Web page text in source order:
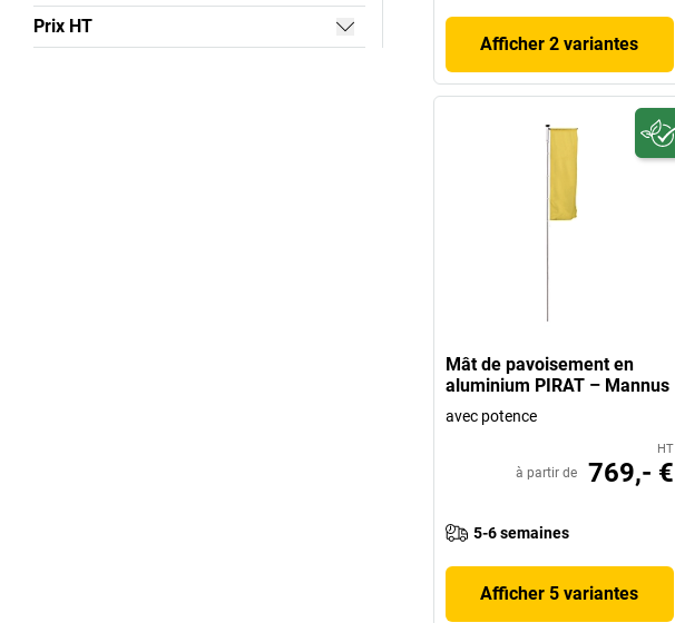
Prix HT
Afficher 2 variantes
Mât de pavoisement en
aluminium PIRAT – Mannus
avec potence
HT
à partir de 769,- €
5-6 semaines
Afficher 5 variantes